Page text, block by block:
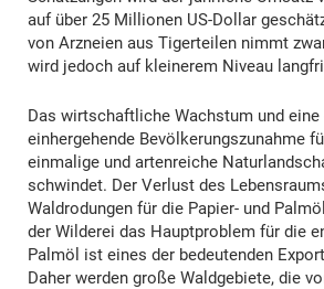
auf über 25 Millionen US-Dollar
von Arzneien aus Tigerteilen nimmt
wird jedoch auf kleinerem Niveau
Das wirtschaftliche Wachstum und
einhergehende Bevölkerungszunahme
einmalige und artenreiche
schwindet. Der Verlust des
Waldrodungen für die Papier- und
der Wilderei das Hauptproblem für die
Palmöl ist eines der bedeutenden
Daher werden große Waldgebiete, die